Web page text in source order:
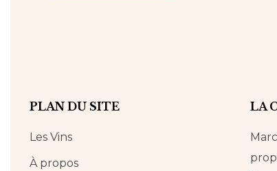
PLAN DU SITE
Les Vins
À propos
LA